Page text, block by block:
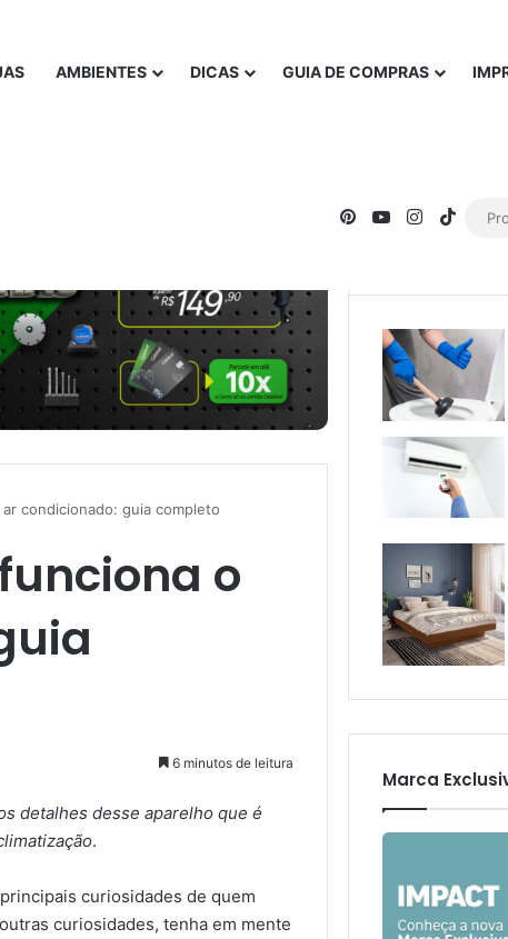
AMBIENTES DICAS GUIA DE COMPRAS
PinterestYouTubeInstagram
condicionado: guia completo
o
6 minutos de leitura
detalhes desse aparelho que é
.
curiosidades de quem
curiosidades, tenha em mente
Marca